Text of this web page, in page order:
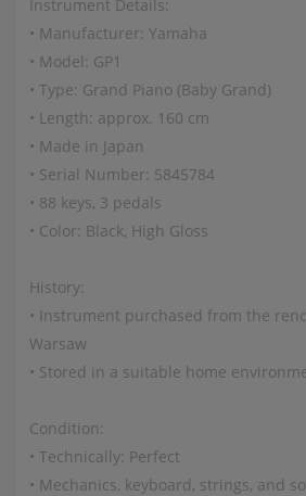
Instrument Details:
• Manufacturer: Yamaha
• Model: GP1
• Type: Grand Piano (Baby Grand)
• Length: approx. 160 cm
• Made in Japan
• Serial Number: 5845784
• 88 keys, 3 pedals
• Color: Black, High Gloss
History:
• Instrument purchased from the
Warsaw
• Stored in a suitable home
Condition:
• Technically: Perfect
• Mechanics, keyboard, strings, and